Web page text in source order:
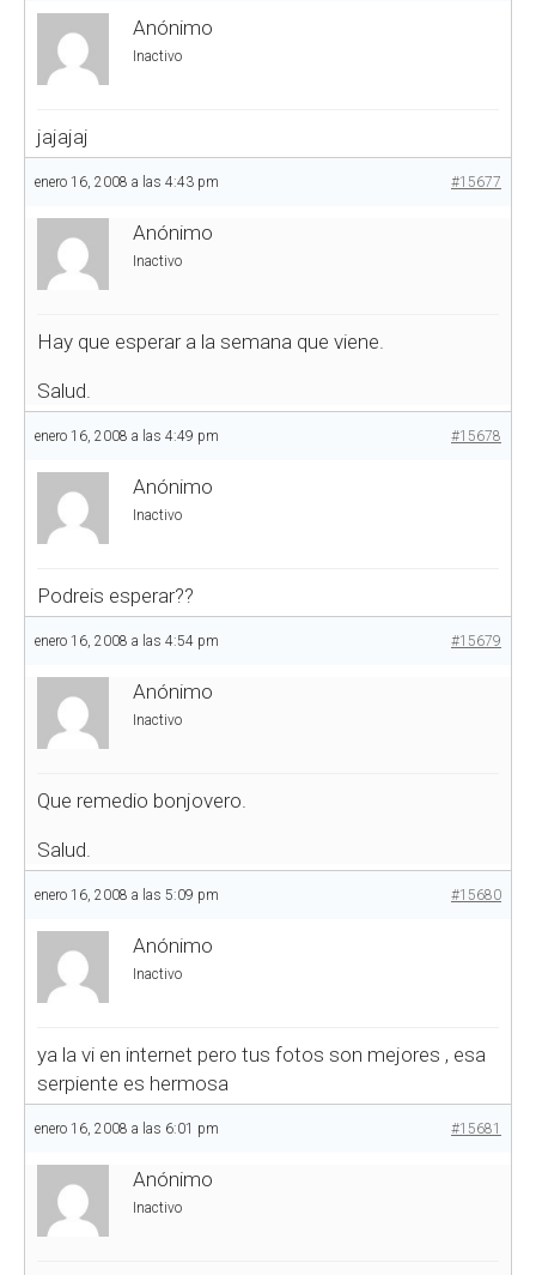
Anónimo
Inactivo
jajajaj
enero 16, 2008 a las 4:43 pm #15677
Anónimo
Inactivo
Hay que esperar a la semana que viene.
Salud.
enero 16, 2008 a las 4:49 pm #15678
Anónimo
Inactivo
Podreis esperar??
enero 16, 2008 a las 4:54 pm #15679
Anónimo
Inactivo
Que remedio bonjovero.
Salud.
enero 16, 2008 a las 5:09 pm #15680
Anónimo
Inactivo
ya la vi en internet pero tus fotos son mejores , esa
serpiente es hermosa
enero 16, 2008 a las 6:01 pm #15681
Anónimo
Inactivo